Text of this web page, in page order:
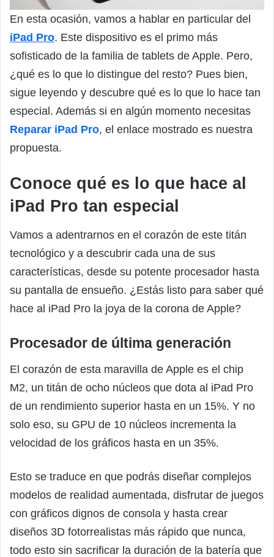
En esta ocasión, vamos a hablar en particular del
iPad Pro. Este dispositivo es el primo más
sofisticado de la familia de tablets de Apple. Pero,
¿qué es lo que lo distingue del resto? Pues bien,
sigue leyendo y descubre qué es lo que lo hace tan
especial. Además si en algún momento necesitas
Reparar iPad Pro, el enlace mostrado es nuestra
propuesta.
Conoce qué es lo que hace al
iPad Pro tan especial
Vamos a adentrarnos en el corazón de este titán
tecnológico y a descubrir cada una de sus
características, desde su potente procesador hasta
su pantalla de ensueño. ¿Estás listo para saber qué
hace al iPad Pro la joya de la corona de Apple?
Procesador de última generación
El corazón de esta maravilla de Apple es el chip
M2, un titán de ocho núcleos que dota al iPad Pro
de un rendimiento superior hasta en un 15%. Y no
solo eso, su GPU de 10 núcleos incrementa la
velocidad de los gráficos hasta en un 35%.
Esto se traduce en que podrás diseñar complejos
modelos de realidad aumentada, disfrutar de juegos
con gráficos dignos de consola y hasta crear
diseños 3D fotorrealistas más rápido que nunca,
todo esto sin sacrificar la duración de la batería que